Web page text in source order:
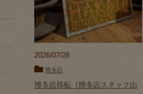
2026/07/28
博多店
博多店移転（博多店スタッフ山